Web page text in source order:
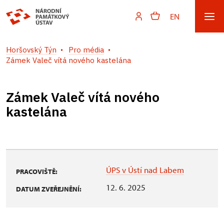
EN
Horšovský Týn
Pro média
Zámek Valeč vítá nového kastelána
Zámek Valeč vítá nového
kastelána
PRACOVIŠTĚ: ÚPS v Ústí nad Labem
DATUM ZVEŘEJNĚNÍ: 12. 6. 2025